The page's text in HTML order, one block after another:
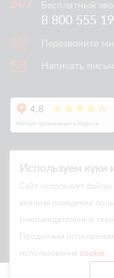
© Arlift 2026
All rights reserved
Бесплатный
8 800 555
Перезвоните
Написать
Используем куки
Cайт использует
анализа поведения
рекомендательные
Продолжая
использование cookie